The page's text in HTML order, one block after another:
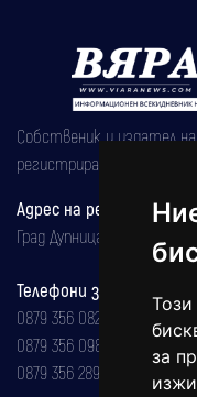
Този
за
Собственик и издател
регистрирана на
Адрес на редакцията
Град Дупница, ул.''Христо
Телефони за реклама и
0879 356 082
0879 356 098
0879 356 289